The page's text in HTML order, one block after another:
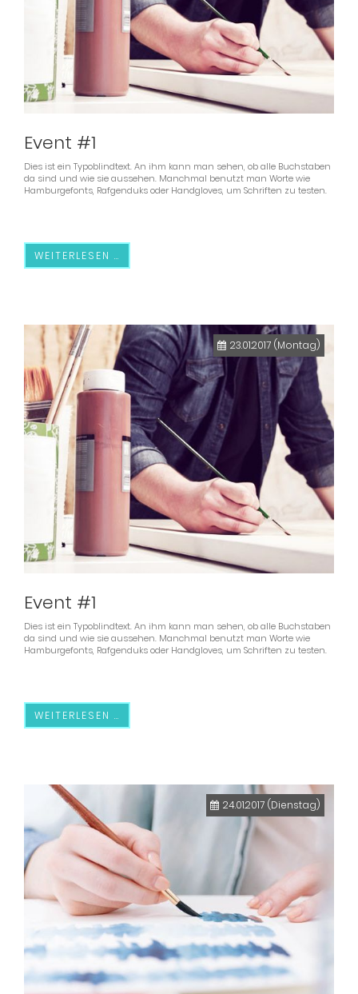
Event #1
Dies ist ein Typoblindtext. An ihm kann man sehen, ob alle Buchstaben
da sind und wie sie aussehen. Manchmal benutzt man Worte wie
Hamburgefonts, Rafgenduks oder Handgloves, um Schriften zu testen.
WEITERLESEN …
23.01.2017 (Montag)
Event #1
Dies ist ein Typoblindtext. An ihm kann man sehen, ob alle Buchstaben
da sind und wie sie aussehen. Manchmal benutzt man Worte wie
Hamburgefonts, Rafgenduks oder Handgloves, um Schriften zu testen.
WEITERLESEN …
24.01.2017 (Dienstag)